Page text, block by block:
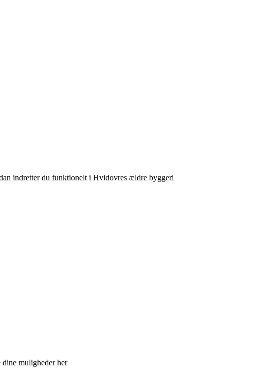
indretter du funktionelt i Hvidovres ældre byggeri
muligheder her